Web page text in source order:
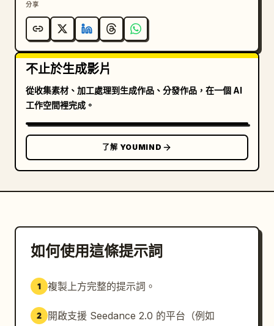
分享
不止於生成影片
從收集素材、加工處理到生成作品、分發作品，在一個 AI
工作空間裡完成。
了解 YOUMIND
如何使用這條提示詞
1 複製上方完整的提示詞。
2
開啟支援 Seedance 2.0 的平台（例如